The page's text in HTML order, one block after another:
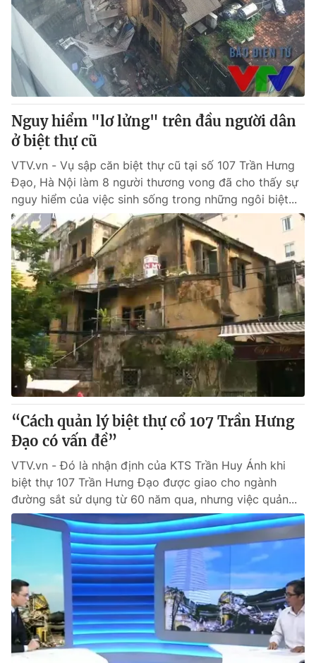
Sản phẩm
Thị trường
Tư vấn
Lịch phát sóng
Chuyên mục khác
Emagazine Podcast
Photo Infographic
Video Shorts video
VTV Money VTV Thể thao
VTV Sức khoẻ Bất động sản
Thị trường 24h Tấm lòng Việt
VTV4 Vươn mình bằng AI
VTV9 VTV8
Liên hệ tòa soạn
THỜI BÁO VTV
Theo dõi báo trên
Cơ quan chủ quản:Đài Truyền hình Việt Nam
Cơ quan báo chí:Thời báo VTV
Nguy hiểm "lơ lửng" trên đầu người dân
ở biệt thự cũ
VTV.vn - Vụ sập căn biệt thự cũ tại số 107 Trần Hưng
Đạo, Hà Nội làm 8 người thương vong đã cho thấy sự
nguy hiểm của việc sinh sống trong những ngôi biệt...
“Cách quản lý biệt thự cổ 107 Trần Hưng
Đạo có vấn đề”
VTV.vn - Đó là nhận định của KTS Trần Huy Ánh khi
biệt thự 107 Trần Hưng Đạo được giao cho ngành
đường sắt sử dụng từ 60 năm qua, nhưng việc quản...